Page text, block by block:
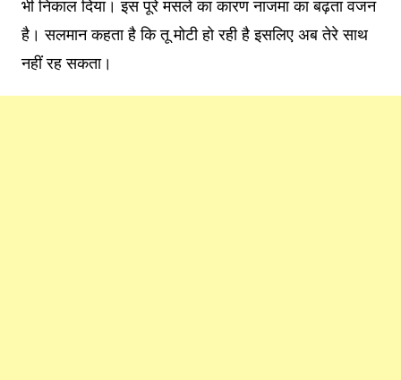
भी निकाल दिया। इस पूरे मसले का कारण नाजमा का बढ़ता वजन
है। सलमान कहता है कि तू मोटी हो रही है इसलिए अब तेरे साथ
नहीं रह सकता।